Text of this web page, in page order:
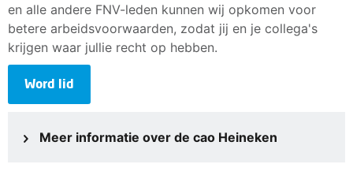
en alle andere FNV-leden kunnen wij opkomen voor
betere arbeidsvoorwaarden, zodat jij en je collega's
krijgen waar jullie recht op hebben.
Word lid
Meer informatie over de cao Heineken